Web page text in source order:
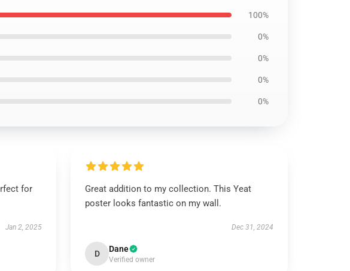
100%
0%
0%
0%
0%
for
Jan 2, 2025
Great addition to my collection. This Yeat
poster looks fantastic on my wall.
Dec 31, 2024
D Dane
Verified owner